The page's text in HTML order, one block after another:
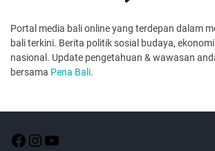
Portal media bali online yang terdepan dalam
bali terkini. Berita politik sosial budaya,
nasional. Update pengetahuan & wawasan
bersama Pena Bali.